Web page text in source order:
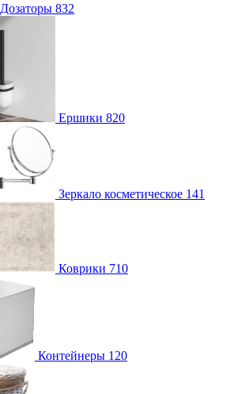
Дозаторы 832
Ершики 820
Зеркало косметическое 141
Коврики 710
Контейнеры 120